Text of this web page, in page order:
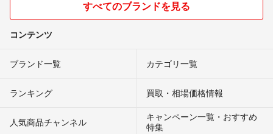
すべてのブランドを見る
コンテンツ
ブランド一覧 カテゴリ一覧
ランキング 買取・相場価格情報
人気商品チャンネル
キャンペーン一覧・おすすめ
特集